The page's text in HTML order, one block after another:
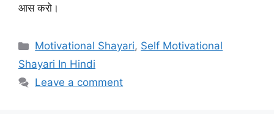
आस करो।
Categories
Motivational Shayari, Self Motivational
Shayari In Hindi
Leave a comment